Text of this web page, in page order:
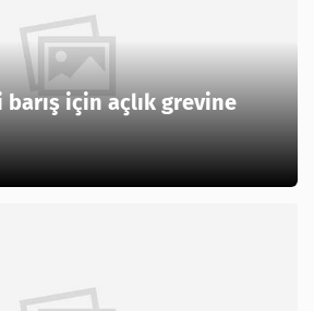
için açlık grevine